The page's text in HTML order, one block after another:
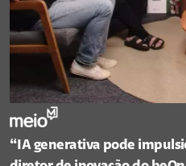
“IA generativa pode